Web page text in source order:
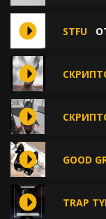
STFU
GOOD
TRAP